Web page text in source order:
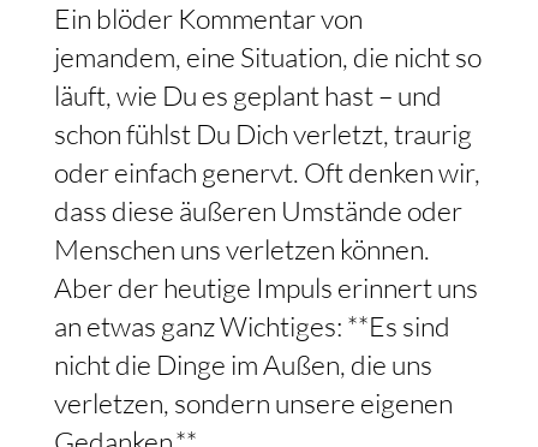
Ein blöder Kommentar von
jemandem, eine Situation, die nicht so
läuft, wie Du es geplant hast – und
schon fühlst Du Dich verletzt, traurig
oder einfach genervt. Oft denken wir,
dass diese äußeren Umstände oder
Menschen uns verletzen können.
Aber der heutige Impuls erinnert uns
an etwas ganz Wichtiges: **Es sind
nicht die Dinge im Außen, die uns
verletzen, sondern unsere eigenen